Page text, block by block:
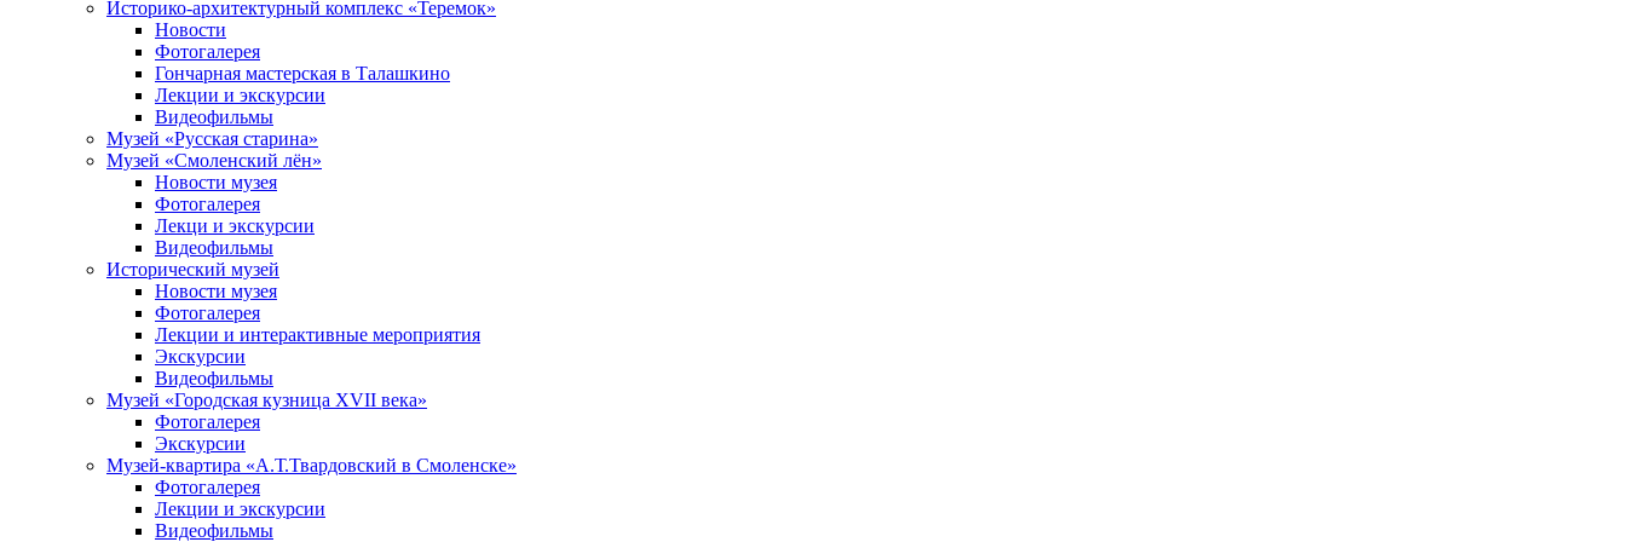
Историко-архитектурный комплекс «Теремок»
Новости
Фотогалерея
Гончарная мастерская в Талашкино
Лекции и экскурсии
Видеофильмы
Музей «Русская старина»
Музей «Смоленский лён»
Новости музея
Фотогалерея
Лекци и экскурсии
Видеофильмы
Исторический музей
Новости музея
Фотогалерея
Лекции и интерактивные мероприятия
Экскурсии
Видеофильмы
Музей «Городская кузница XVII века»
Фотогалерея
Экскурсии
Музей-квартира «А.Т.Твардовский в Смоленске»
Фотогалерея
Лекции и экскурсии
Видеофильмы